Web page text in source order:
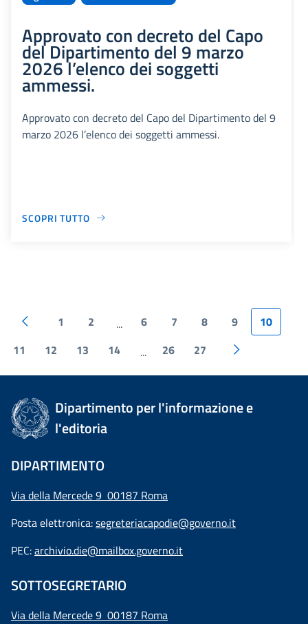
Approvato con decreto del Capo
del Dipartimento del 9 marzo
2026 l’elenco dei soggetti
ammessi.
Approvato con decreto del Capo del Dipartimento del 9
marzo 2026 l’elenco dei soggetti ammessi.
SCOPRI TUTTO
1 2 ... 6 7 8 9
10
11
12 13 14 ... 26 27
Dipartimento per l'informazione e
l'editoria
DIPARTIMENTO
Via della Mercede 9 00187 Roma
Posta elettronica:segreteriacapodie@governo.it
PEC:archivio.die@mailbox.governo.it
SOTTOSEGRETARIO
Via della Mercede 9 00187 Roma